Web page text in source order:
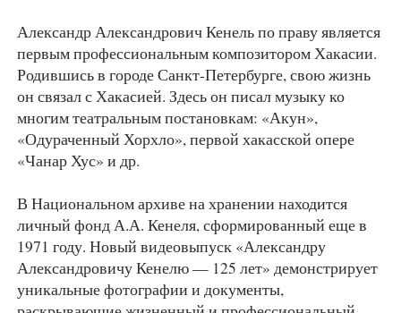
Александр Александрович Кенель по праву является
первым профессиональным композитором Хакасии.
Родившись в городе Санкт-Петербурге, свою жизнь
он связал с Хакасией. Здесь он писал музыку ко
многим театральным постановкам: «Акун»,
«Одураченный Хорхло», первой хакасской опере
«Чанар Хус» и др.
В Национальном архиве на хранении находится
личный фонд А.А. Кенеля, сформированный еще в
1971 году. Новый видеовыпуск «Александру
Александровичу Кенелю — 125 лет» демонстрирует
уникальные фотографии и документы,